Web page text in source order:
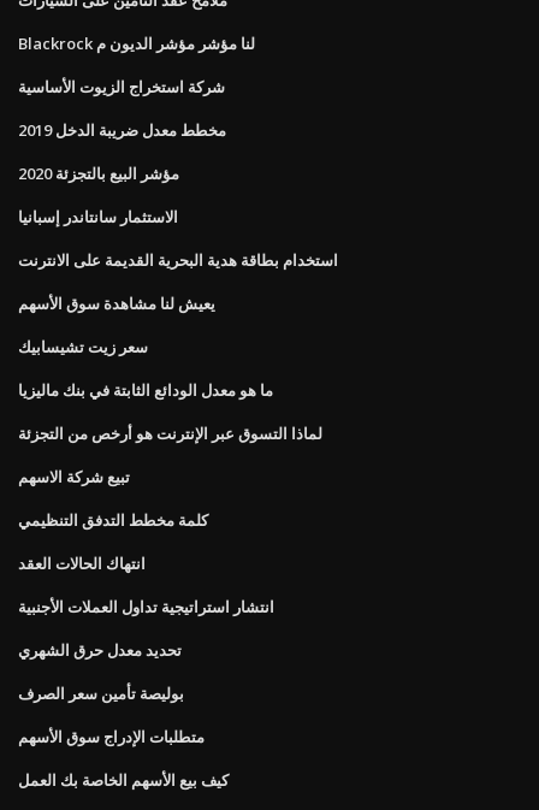
Blackrock لنا مؤشر مؤشر الديون م
شركة استخراج الزيوت الأساسية
مخطط معدل ضريبة الدخل 2019
مؤشر البيع بالتجزئة 2020
الاستثمار سانتاندر إسبانيا
استخدام بطاقة هدية البحرية القديمة على الانترنت
يعيش لنا مشاهدة سوق الأسهم
سعر زيت تشيسابيك
ما هو معدل الودائع الثابتة في بنك ماليزيا
لماذا التسوق عبر الإنترنت هو أرخص من التجزئة
تبيع شركة الاسهم
كلمة مخطط التدفق التنظيمي
انتهاك الحالات العقد
انتشار استراتيجية تداول العملات الأجنبية
تحديد معدل حرق الشهري
بوليصة تأمين سعر الصرف
متطلبات الإدراج سوق الأسهم
كيف بيع الأسهم الخاصة بك العمل